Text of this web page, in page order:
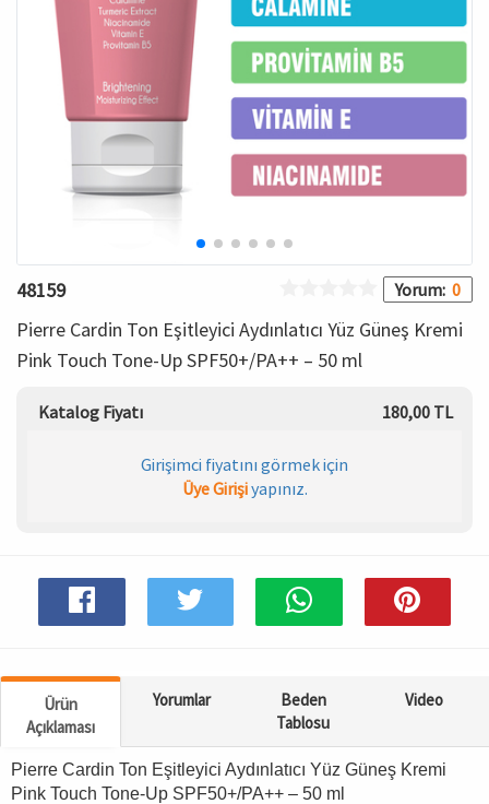
48159 Yorum: 0
Pierre Cardin Ton Eşitleyici Aydınlatıcı Yüz Güneş Kremi
Pink Touch Tone-Up SPF50+/PA++ – 50 ml
Katalog Fiyatı 180,00 TL
Girişimci fiyatını görmek için
Üye Girişiyapınız.
Ürün
Açıklaması
Yorumlar
Beden
Tablosu
Video
Pierre Cardin Ton Eşitleyici Aydınlatıcı Yüz Güneş Kremi
Pink Touch Tone-Up SPF50+/PA++ – 50 ml
HAMİLE İÇ GİYİM
T-SHIRT
ŞORT
KADIN PLAJ GİYİM
KORSE
AKSESUAR
Spor & Outdoor
Bronzer
Makyaj Sabitleyici